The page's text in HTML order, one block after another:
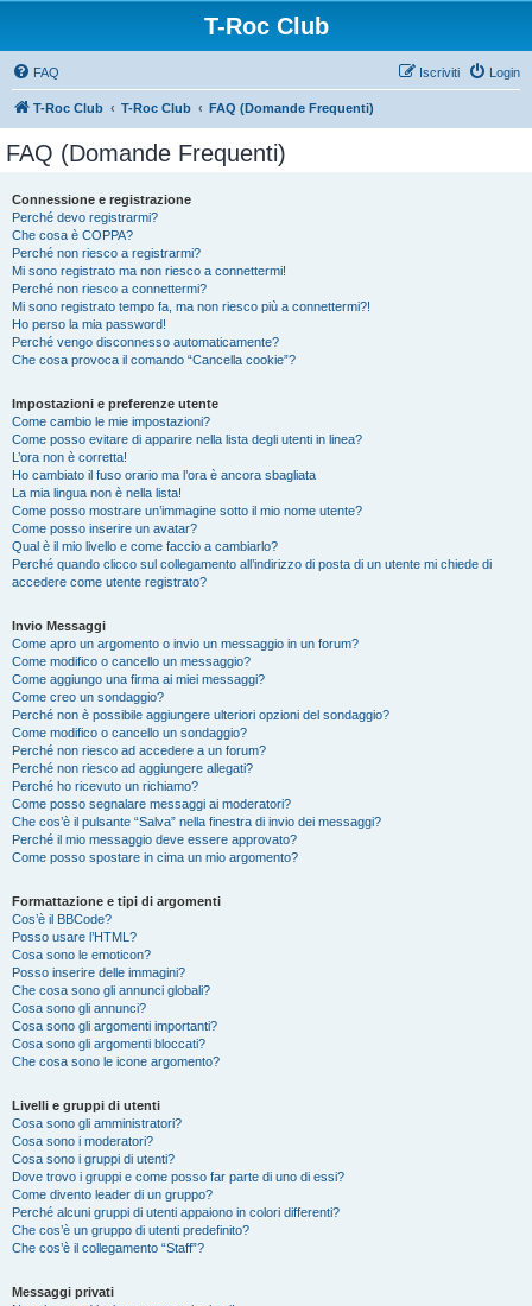
T-Roc Club
FAQ Login
Iscriviti
T-Roc Club T-Roc Club FAQ (Domande Frequenti)
FAQ (Domande Frequenti)
Connessione e registrazione
Perché devo registrarmi?
Che cosa è COPPA?
Perché non riesco a registrarmi?
Mi sono registrato ma non riesco a connettermi!
Perché non riesco a connettermi?
Mi sono registrato tempo fa, ma non riesco più a connettermi?!
Ho perso la mia password!
Perché vengo disconnesso automaticamente?
Che cosa provoca il comando “Cancella cookie”?
Impostazioni e preferenze utente
Come cambio le mie impostazioni?
Come posso evitare di apparire nella lista degli utenti in linea?
L’ora non è corretta!
Ho cambiato il fuso orario ma l’ora è ancora sbagliata
La mia lingua non è nella lista!
Come posso mostrare un’immagine sotto il mio nome utente?
Come posso inserire un avatar?
Qual è il mio livello e come faccio a cambiarlo?
Perché quando clicco sul collegamento all’indirizzo di posta di un utente mi chiede di
accedere come utente registrato?
Invio Messaggi
Come apro un argomento o invio un messaggio in un forum?
Come modifico o cancello un messaggio?
Come aggiungo una firma ai miei messaggi?
Come creo un sondaggio?
Perché non è possibile aggiungere ulteriori opzioni del sondaggio?
Come modifico o cancello un sondaggio?
Perché non riesco ad accedere a un forum?
Perché non riesco ad aggiungere allegati?
Perché ho ricevuto un richiamo?
Come posso segnalare messaggi ai moderatori?
Che cos’è il pulsante “Salva” nella finestra di invio dei messaggi?
Perché il mio messaggio deve essere approvato?
Come posso spostare in cima un mio argomento?
Formattazione e tipi di argomenti
Cos’è il BBCode?
Posso usare l’HTML?
Cosa sono le emoticon?
Posso inserire delle immagini?
Che cosa sono gli annunci globali?
Cosa sono gli annunci?
Cosa sono gli argomenti importanti?
Cosa sono gli argomenti bloccati?
Che cosa sono le icone argomento?
Livelli e gruppi di utenti
Cosa sono gli amministratori?
Cosa sono i moderatori?
Cosa sono i gruppi di utenti?
Dove trovo i gruppi e come posso far parte di uno di essi?
Come divento leader di un gruppo?
Perché alcuni gruppi di utenti appaiono in colori differenti?
Che cos’è un gruppo di utenti predefinito?
Che cos’è il collegamento “Staff”?
Messaggi privati